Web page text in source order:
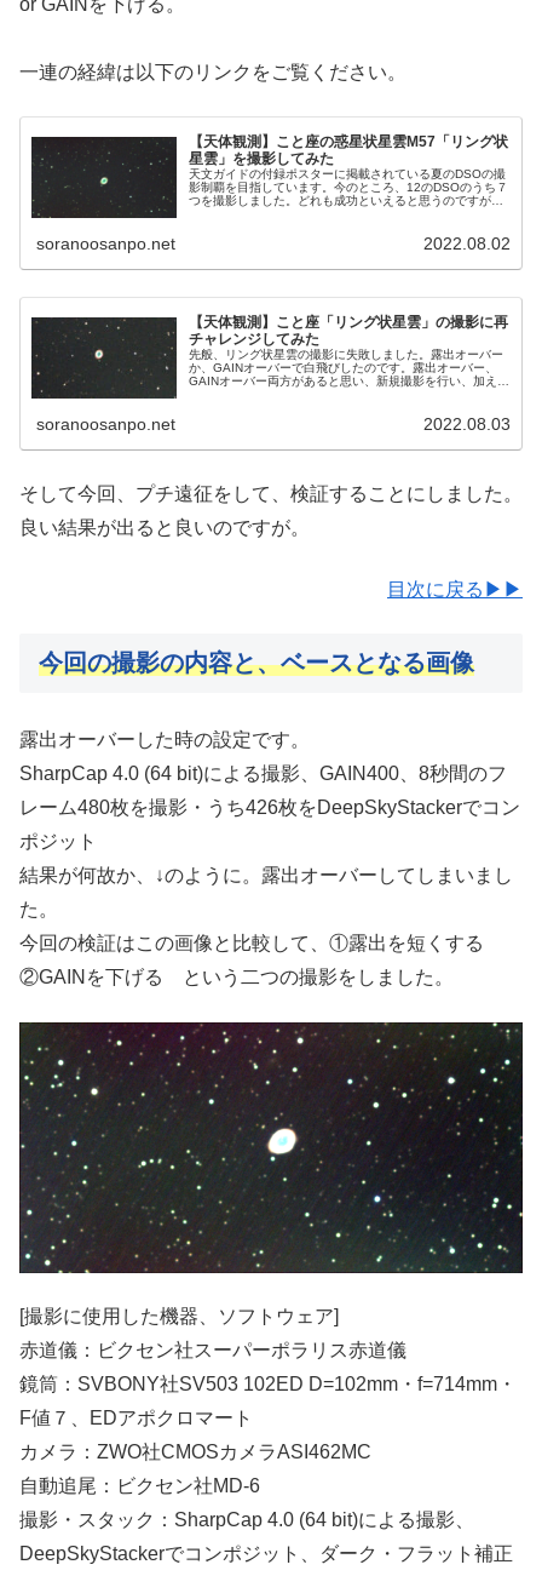
一連の経緯は以下のリンクをご覧ください。
【天体観測】こと座の惑星状星雲M57「リング状
星雲」を撮影してみた
天文ガイドの付録ポスターに掲載されている夏のDSOの撮
影制覇を目指しています。今のところ、12のDSOのうち７
つを撮影しました。どれも成功といえると思うのですが、
soranoosanpo.net 2022.08.02
【天体観測】こと座「リング状星雲」の撮影に再
チャレンジしてみた
先般、リング状星雲の撮影に失敗しました。露出オーバー
か、GAINオーバーで白飛びしたのです。露出オーバー、
GAINオーバー両方があると思い、新規撮影を行い、加えて
soranoosanpo.net 2022.08.03
そして今回、プチ遠征をして、検証することにしました。
良い結果が出ると良いのですが。
目次に戻る▶▶
今回の撮影の内容と、ベースとなる画像
露出オーバーした時の設定です。
SharpCap 4.0 (64 bit)による撮影、GAIN400、8秒間のフ
レーム480枚を撮影・うち426枚をDeepSkyStackerでコン
ポジット
結果が何故か、↓のように。露出オーバーしてしまいまし
た。
今回の検証はこの画像と比較して、①露出を短くする
②GAINを下げる という二つの撮影をしました。
[撮影に使用した機器、ソフトウェア]
赤道儀：ビクセン社スーパーポラリス赤道儀
鏡筒：SVBONY社SV503 102ED D=102mm・f=714mm・
F値７、EDアポクロマート
カメラ：ZWO社CMOSカメラASI462MC
自動追尾：ビクセン社MD-6
撮影・スタック：SharpCap 4.0 (64 bit)による撮影、
DeepSkyStackerでコンポジット、ダーク・フラット補正